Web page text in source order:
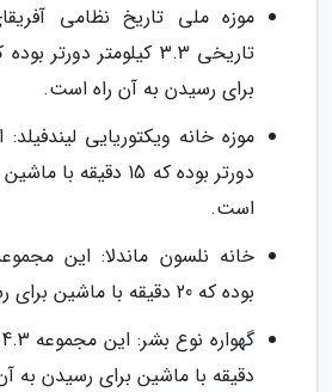
موزه ملی تاریخ نظامی
برای رسیدن به آن راه است.
دورتر بوده که 15
است.
بوده که 20 دقیقه با ماشین برای رسیدن به آن راه است.
دقیقه با ماشین برای رسیدن به